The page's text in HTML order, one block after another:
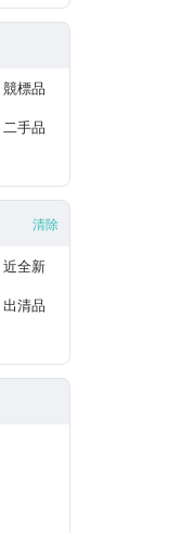
競標品
二手品
清除
近全新
出清品